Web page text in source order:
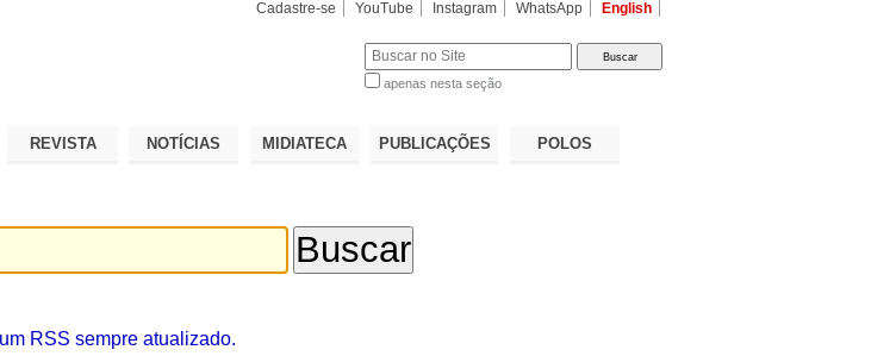
Cadastre-se YouTube Instagram WhatsApp English
apenas nesta seção
REVISTA NOTÍCIAS MIDIATECA PUBLICAÇÕES POLOS
RSS sempre atualizado.